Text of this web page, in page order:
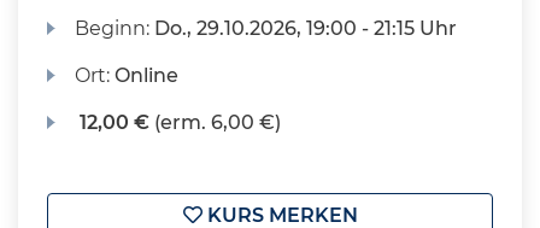
Beginn: Do., 29.10.2026, 19:00 - 21:15 Uhr
Ort:Online
12,00 € (erm. 6,00 €)
KURS MERKEN